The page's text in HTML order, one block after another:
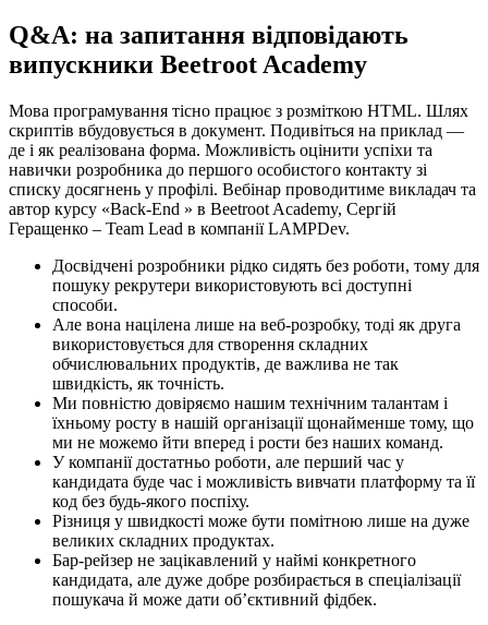
Q&A: на запитання відповідають
випускники Beetroot Academy
Мова програмування тісно працює з розміткою HTML. Шлях
скриптів вбудовується в документ. Подивіться на приклад —
де і як реалізована форма. Можливість оцінити успіхи та
навички розробника до першого особистого контакту зі
списку досягнень у профілі. Вебінар проводитиме викладач та
автор курсу «Back-End » в Beetroot Academy, Сергій
Геращенко – Team Lead в компанії LAMPDev.
Досвідчені розробники рідко сидять без роботи, тому для
пошуку рекрутери використовують всі доступні
способи.
Але вона націлена лише на веб-розробку, тоді як друга
використовується для створення складних
обчислювальних продуктів, де важлива не так
швидкість, як точність.
Ми повністю довіряємо нашим технічним талантам і
їхньому росту в нашій організації щонайменше тому, що
ми не можемо йти вперед і рости без наших команд.
У компанії достатньо роботи, але перший час у
кандидата буде час і можливість вивчати платформу та її
код без будь-якого поспіху.
Різниця у швидкості може бути помітною лише на дуже
великих складних продуктах.
Бар-рейзер не зацікавлений у наймі конкретного
кандидата, але дуже добре розбирається в спеціалізації
пошукача й може дати об’єктивний фідбек.